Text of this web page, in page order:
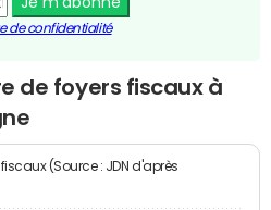
de confidentialité
de foyers fiscaux à
(Source : JDN d'après